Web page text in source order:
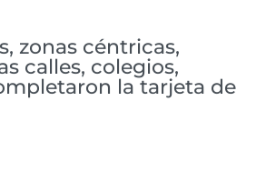
zonas céntricas,
calles, colegios,
la tarjeta de